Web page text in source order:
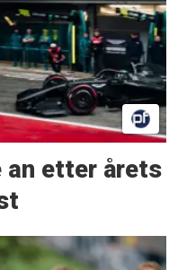
an etter årets